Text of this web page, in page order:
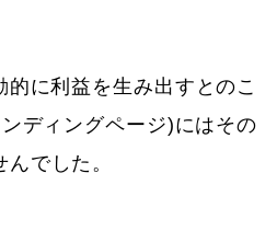
に利益を生み出すとのこ
ディングページ)にはその
でした。